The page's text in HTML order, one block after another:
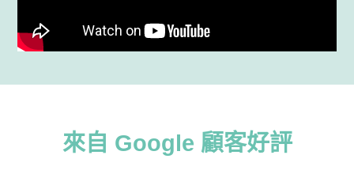
來自 Google 顧客好評